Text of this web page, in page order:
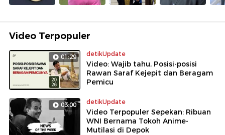
Video Terpopuler
01:29 detikUpdate
Video: Wajib tahu, Posisi-posisi
Rawan Saraf Kejepit dan Beragam
Pemicu
03:00 detikUpdate
Video Terpopuler Sepekan: Ribuan
WNI Bernama Tokoh Anime-
Mutilasi di Depok